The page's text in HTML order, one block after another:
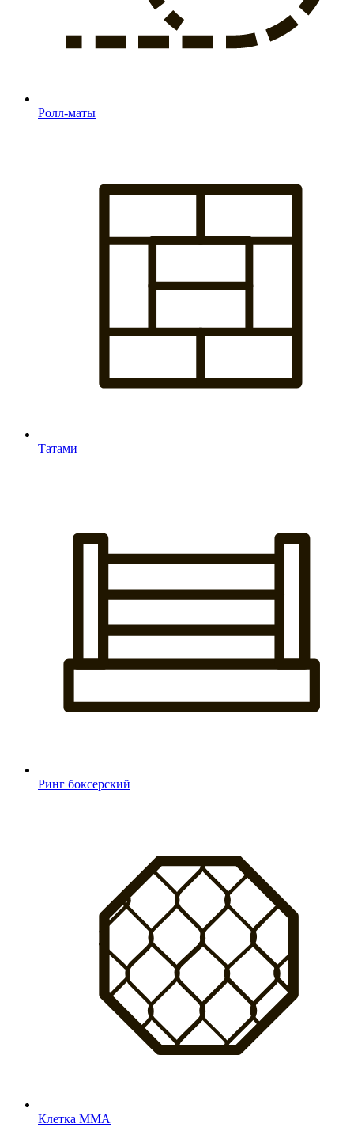
Ролл-маты
Татами
Ринг боксерский
Клетка MMA